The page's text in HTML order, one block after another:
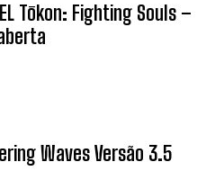
Tōkon: Fighting Souls –
Waves Versão 3.5